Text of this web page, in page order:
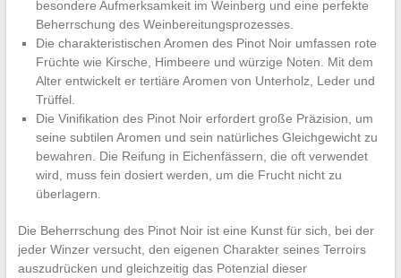
besondere Aufmerksamkeit im Weinberg und eine perfekte
Beherrschung des Weinbereitungsprozesses.
Die charakteristischen Aromen des Pinot Noir umfassen rote
Früchte wie Kirsche, Himbeere und würzige Noten. Mit dem
Alter entwickelt er tertiäre Aromen von Unterholz, Leder und
Trüffel.
Die Vinifikation des Pinot Noir erfordert große Präzision, um
seine subtilen Aromen und sein natürliches Gleichgewicht zu
bewahren. Die Reifung in Eichenfässern, die oft verwendet
wird, muss fein dosiert werden, um die Frucht nicht zu
überlagern.
Die Beherrschung des Pinot Noir ist eine Kunst für sich, bei der
jeder Winzer versucht, den eigenen Charakter seines Terroirs
auszudrücken und gleichzeitig das Potenzial dieser